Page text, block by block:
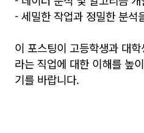
- 세밀한 작업과 정밀한 분석
이 포스팅이 고등학생과 대
라는 직업에 대한 이해를 높
기를 바랍니다.